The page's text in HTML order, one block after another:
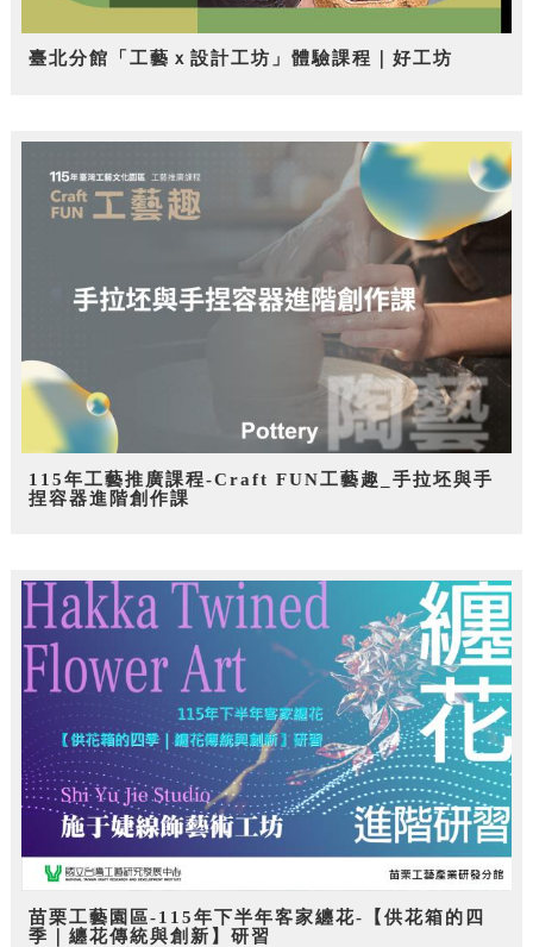
臺北分館「工藝ｘ設計工坊」體驗課程｜好工坊
115年工藝推廣課程-Craft FUN工藝趣_手拉坯與手
捏容器進階創作課
苗栗工藝園區-115年下半年客家纏花-【供花箱的四
季｜纏花傳統與創新】研習